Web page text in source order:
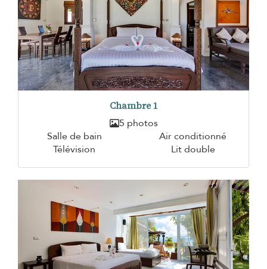
Chambre 1
5 photos
Salle de bain
Air conditionné
Télévision
Lit double